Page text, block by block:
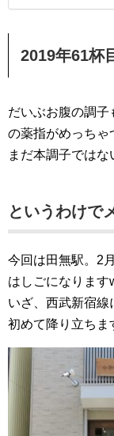
2019年61杯
だいぶお腹の調子
の薬指がめっちゃ
まだ本調子ではな
というわけで
今回は田無駅。2
はしごになります
いざ、西武新宿線
初めて降り立ちま